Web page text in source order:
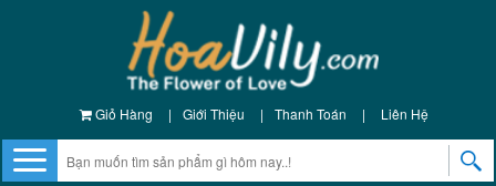
Giỏ Hàng | Giới Thiệu | Thanh Toán | Liên Hệ